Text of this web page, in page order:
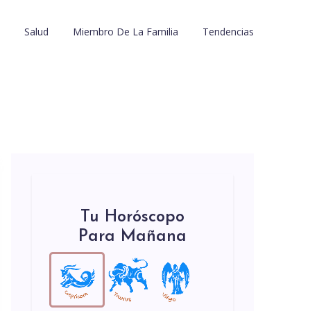
Salud Miembro De La Familia Tendencias
Tu Horóscopo
Para Mañana